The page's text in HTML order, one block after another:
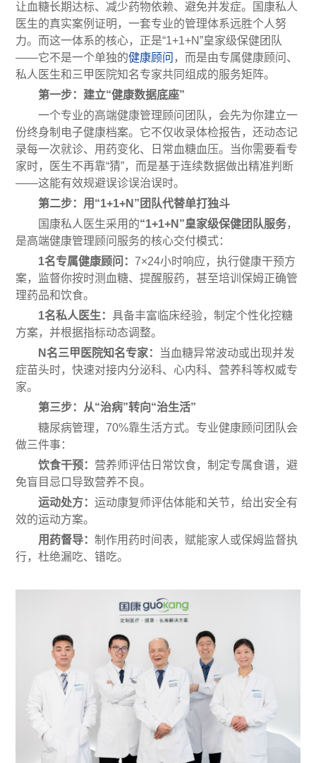
让血糖长期达标、减少药物依赖、避免并发症。国康私人
医生的真实案例证明，一套专业的管理体系远胜个人努
力。而这一体系的核心，正是“1+1+N”皇家级保健团队
——它不是一个单独的健康顾问 ，而是由专属健康顾问、
私人医生和三甲医院知名专家共同组成的服务矩阵。
第一步：建立“健康数据底座”
一个专业的高端健康管理顾问团队，会先为你建立一
份终身制电子健康档案。它不仅收录体检报告，还动态记
录每一次就诊、用药变化、日常血糖血压。当你需要看专
家时，医生不再靠“猜”，而是基于连续数据做出精准判断
——这能有效规避误诊误治误时。
第二步：用“1+1+N”团队代替单打独斗
国康私人医生采用的“1+1+N”皇家级保健团队服务，
是高端健康管理顾问服务的核心交付模式：
1名专属健康顾问：7×24小时响应，执行健康干预方
案，监督你按时测血糖、提醒服药，甚至培训保姆正确管
理药品和饮食。
1名私人医生：具备丰富临床经验，制定个性化控糖
方案，并根据指标动态调整。
N名三甲医院知名专家： 当血糖异常波动或出现并发
症苗头时，快速对接内分泌科、心内科、营养科等权威专
家。
第三步：从“治病”转向“治生活”
糖尿病管理，70%靠生活方式。专业健康顾问团队会
做三件事：
饮食干预： 营养师评估日常饮食，制定专属食谱，避
免盲目忌口导致营养不良。
运动处方：运动康复师评估体能和关节，给出安全有
效的运动方案。
用药督导：制作用药时间表，赋能家人或保姆监督执
行，杜绝漏吃、错吃。